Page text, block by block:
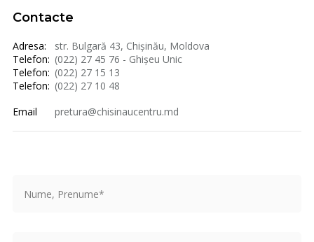
Contacte
Adresa:
str. Bulgară 43, Chișinău, Moldova
Telefon: (022) 27 45 76 - Ghișeu Unic
Telefon: (022) 27 15 13
Telefon: (022) 27 10 48
Email
pretura@chisinaucentru.md